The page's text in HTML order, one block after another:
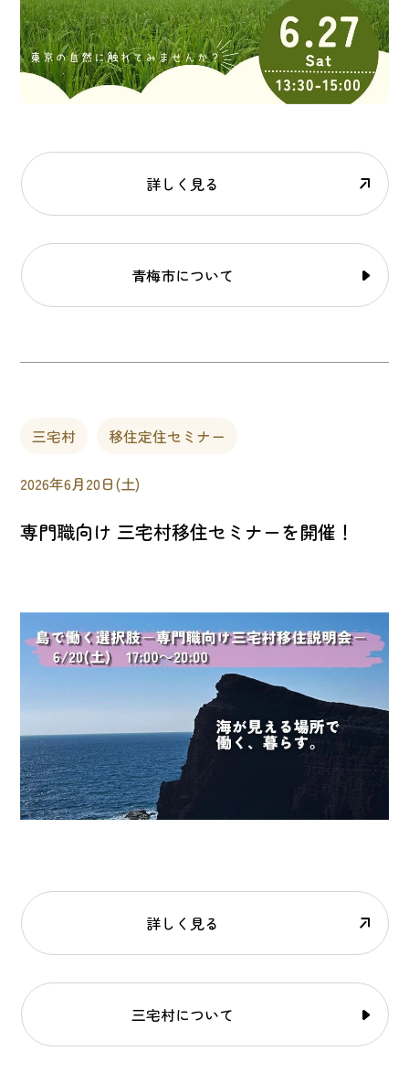
詳しく見る
青梅市について
三宅村 移住定住セミナー
2026年6月20日(土)
専門職向け 三宅村移住セミナーを開催！
詳しく見る
三宅村について